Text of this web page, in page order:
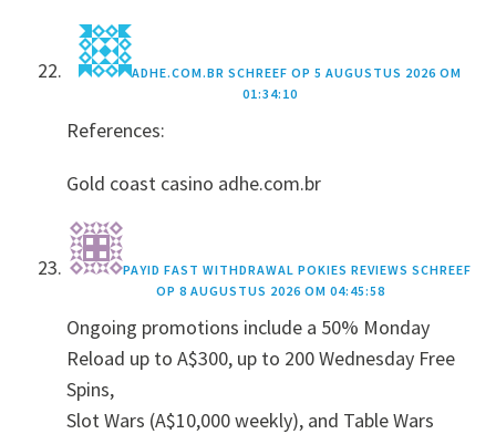
ADHE.COM.BR SCHREEF OP 5 AUGUSTUS 2026 OM
01:34:10
References:
Gold coast casino adhe.com.br
PAYID FAST WITHDRAWAL POKIES REVIEWS SCHREEF
OP 8 AUGUSTUS 2026 OM 04:45:58
Ongoing promotions include a 50% Monday
Reload up to A$300, up to 200 Wednesday Free
Spins,
Slot Wars (A$10,000 weekly), and Table Wars